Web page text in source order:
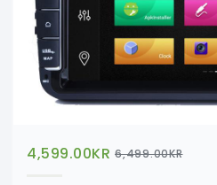
4,599.00KR 6,499.00KR